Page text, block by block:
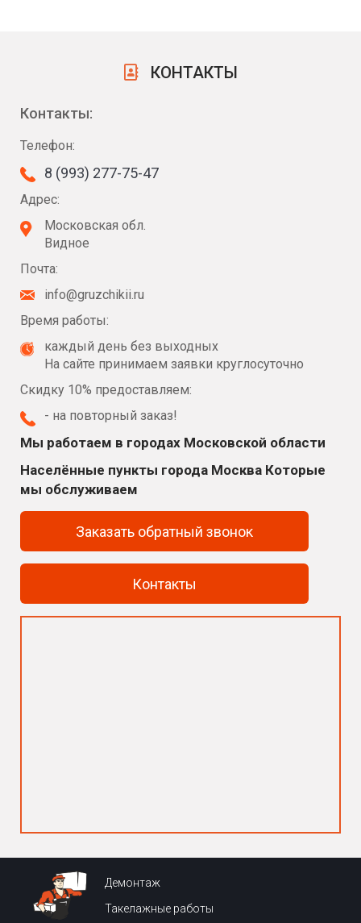
КОНТАКТЫ
Контакты:
Телефон:
8 (993) 277-75-47
Адрес:
Московская обл.
Видное
Почта:
info@gruzchikii.ru
Время работы:
каждый день без выходных
На сайте принимаем заявки круглосуточно
Скидку 10% предоставляем:
- на повторный заказ!
Мы работаем в городах Московской области
Населённые пункты города Москва Которые
мы обслуживаем
Заказать обратный звонок
Контакты
Демонтаж
Такелажные работы